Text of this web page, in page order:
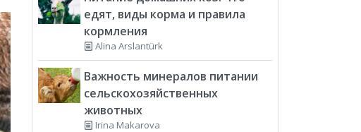
едят, виды корма и правила
кормления
Alina Arslantürk
Важность минералов питании
сельскохозяйственных
животных
Irina Makarova